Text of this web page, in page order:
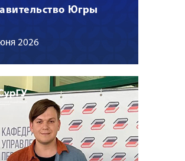
Югры
2026